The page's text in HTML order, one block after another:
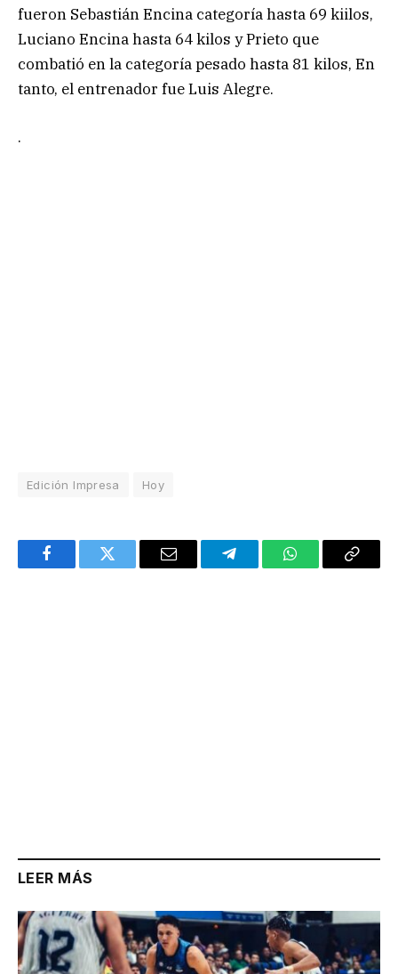
fueron Sebastián Encina categoría hasta 69 kiilos,
Luciano Encina hasta 64 kilos y Prieto que
combatió en la categoría pesado hasta 81 kilos, En
tanto, el entrenador fue Luis Alegre.
.
Edición Impresa Hoy
FacebookTwitter Email TelegramWhatsAppCopy
LEER MÁS